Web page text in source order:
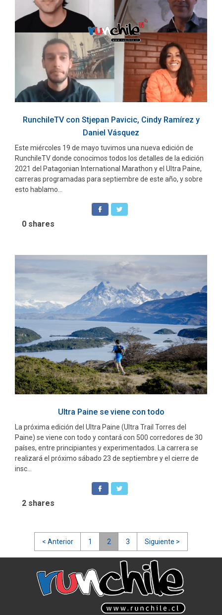
RunchileTV con Stjepan Pavicic, Cindy Ramírez y
Daniel Vásquez
Este miércoles 19 de mayo tuvimos una nueva edición de
RunchileTV donde conocimos todos los detalles de la edición
2021 del Patagonian International Marathon y el Ultra Paine,
carreras programadas para septiembre de este año, y sobre
esto hablamo...
0 shares
Ultra Paine se viene con todo
La próxima edición del Ultra Paine (Ultra Trail Torres del
Paine) se viene con todo y contará con 500 corredores de 30
países, entre principiantes y experimentados. La carrera se
realizará el próximo sábado 23 de septiembre y el cierre de
insc...
2 shares
Navegación
de
entradas
< Anterior 1 2 3 Siguiente >